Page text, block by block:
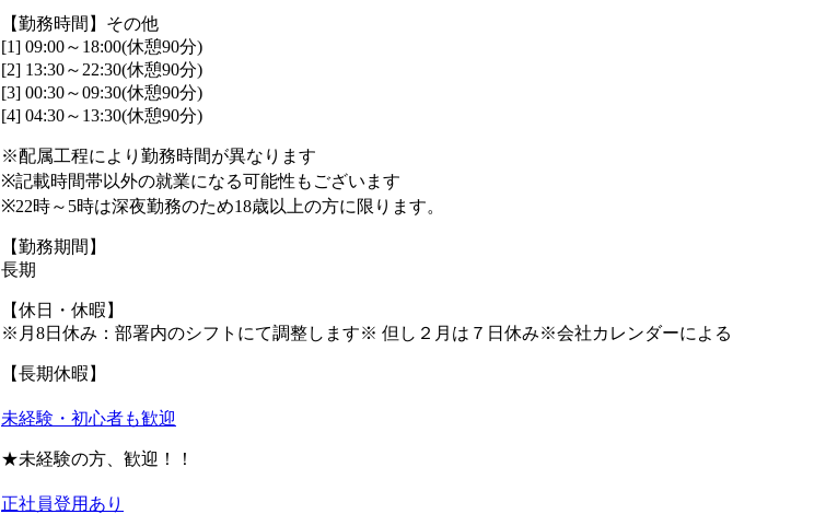
【勤務時間】その他
[1] 09:00～18:00(休憩90分)
[2] 13:30～22:30(休憩90分)
[3] 00:30～09:30(休憩90分)
[4] 04:30～13:30(休憩90分)
※配属工程により勤務時間が異なります
※記載時間帯以外の就業になる可能性もございます
※22時～5時は深夜勤務のため18歳以上の方に限ります。
【勤務期間】
長期
【休日・休暇】
※月8日休み：部署内のシフトにて調整します※ 但し２月は７日休み※会社カレンダーによる
【長期休暇】
未経験・初心者も歓迎
★未経験の方、歓迎！！
正社員登用あり